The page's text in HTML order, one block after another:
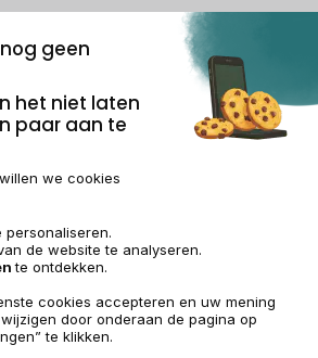
betaling
& AGBeheer van cookies
- Alle rechten voorbehouden.